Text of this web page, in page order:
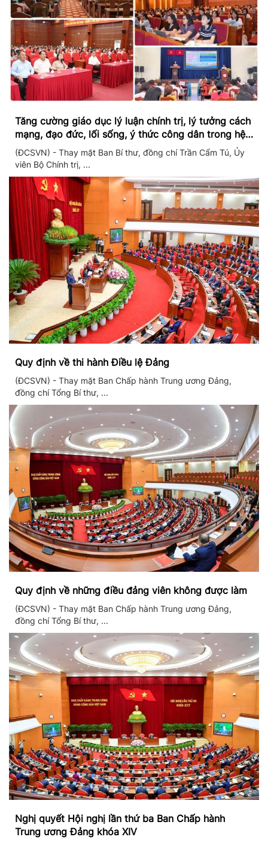
Tăng cường giáo dục lý luận chính trị, lý tưởng cách
mạng, đạo đức, lối sống, ý thức công dân trong hệ
thống giáo dục quốc dân
(ĐCSVN) - Thay mặt Ban Bí thư, đồng chí Trần Cẩm Tú, Ủy
viên Bộ Chính trị, ...
Quy định về thi hành Điều lệ Đảng
(ĐCSVN) - Thay mặt Ban Chấp hành Trung ương Đảng,
đồng chí Tổng Bí thư, ...
Quy định về những điều đảng viên không được làm
(ĐCSVN) - Thay mặt Ban Chấp hành Trung ương Đảng,
đồng chí Tổng Bí thư, ...
Nghị quyết Hội nghị lần thứ ba Ban Chấp hành
Trung ương Đảng khóa XIV